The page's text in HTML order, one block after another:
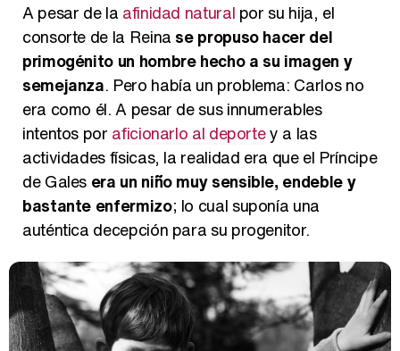
A pesar de la afinidad natural por su hija, el
consorte de la Reina se propuso hacer del
primogénito un hombre hecho a su imagen y
semejanza. Pero había un problema: Carlos no
era como él. A pesar de sus innumerables
intentos por aficionarlo al deportey a las
actividades físicas, la realidad era que el Príncipe
de Gales era un niño muy sensible, endeble y
bastante enfermizo; lo cual suponía una
auténtica decepción para su progenitor.